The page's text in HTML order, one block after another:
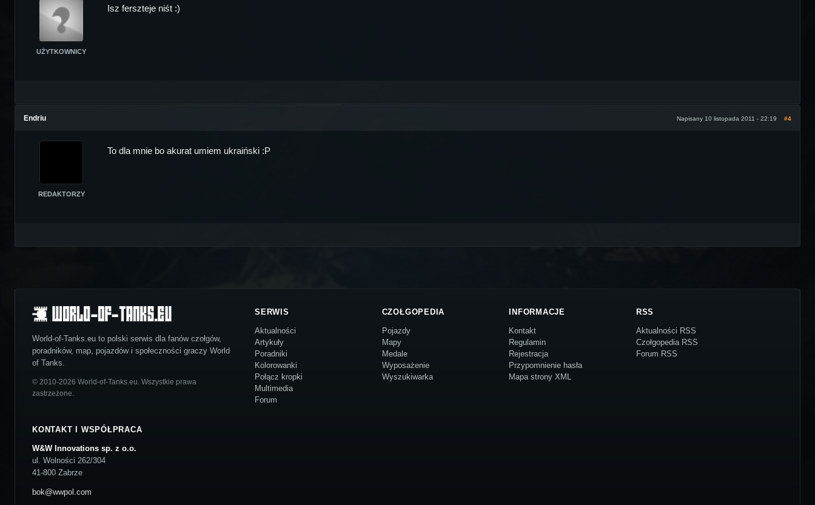
UŻYTKOWNICY
Isz ferszteje niśt :)
Endriu Napisany 10 listopada 2011 - 22:19 #4
REDAKTORZY
To dla mnie bo akurat umiem ukraiński :P
World-of-Tanks.eu to polski serwis dla fanów czołgów,
poradników, map, pojazdów i społeczności graczy World
of Tanks.
© 2010-2026 World-of-Tanks.eu. Wszystkie prawa
zastrzeżone.
SERWIS
Aktualności
Artykuły
Poradniki
Kolorowanki
Połącz kropki
Multimedia
Forum
CZOŁGOPEDIA
Pojazdy
Mapy
Medale
Wyposażenie
Wyszukiwarka
INFORMACJE
Kontakt
Regulamin
Rejestracja
Przypomnienie hasła
Mapa strony XML
RSS
Aktualności RSS
Czołgopedia RSS
Forum RSS
KONTAKT I WSPÓŁPRACA
W&W Innovations sp. z o.o.
ul. Wolności 262/304
41-800 Zabrze
bok@wwpol.com